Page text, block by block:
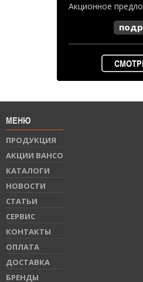
Акционное
МЕНЮ
ПРОДУКЦИЯ
АКЦИИ BAHCO
КАТАЛОГИ
НОВОСТИ
СТАТЬИ
СЕРВИС
КОНТАКТЫ
ОПЛАТА
ДОСТАВКА
БРЕНДЫ